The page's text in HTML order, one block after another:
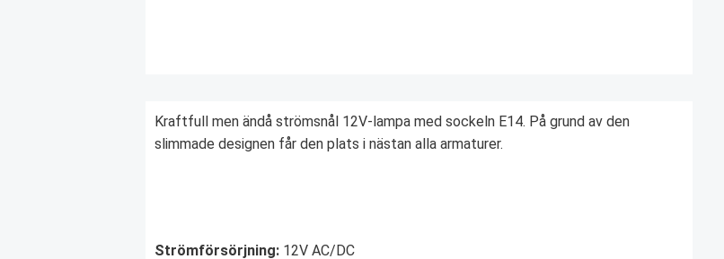
Kraftfull men ändå strömsnål 12V-lampa med sockeln E14. På grund av den
slimmade designen får den plats i nästan alla armaturer.
Strömförsörjning: 12V AC/DC